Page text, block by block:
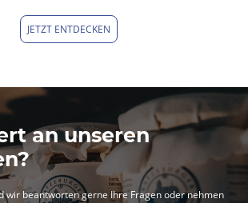
JETZT ENTDECKEN
an unseren
wir beantworten gerne Ihre Fragen oder nehmen